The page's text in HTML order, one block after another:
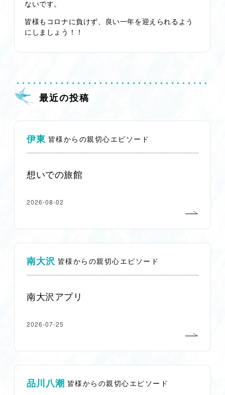
ないです。
皆様もコロナに負けず、良い一年を迎えられるよう
にしましょう！！
最近の投稿
伊東 皆様からの親切心エピソード
想いでの旅館
2026-08-02
南大沢 皆様からの親切心エピソード
南大沢アプリ
2026-07-25
品川八潮 皆様からの親切心エピソード